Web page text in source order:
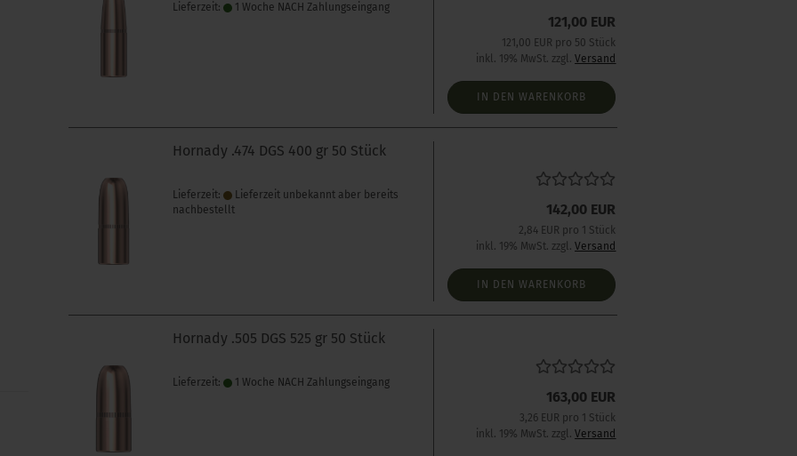
Lieferzeit: 1 Woche NACH Zahlungseingang
121,00 EUR
121,00 EUR pro 50 Stück
inkl. 19% MwSt. zzgl.Versand
IN DEN WARENKORB
Hornady .474 DGS 400 gr 50 Stück
Lieferzeit:
Lieferzeit unbekannt aber bereits
nachbestellt
142,00 EUR
2,84 EUR pro 1 Stück
inkl. 19% MwSt. zzgl.Versand
IN DEN WARENKORB
Hornady .505 DGS 525 gr 50 Stück
Lieferzeit: 1 Woche NACH Zahlungseingang
163,00 EUR
3,26 EUR pro 1 Stück
inkl. 19% MwSt. zzgl.Versand